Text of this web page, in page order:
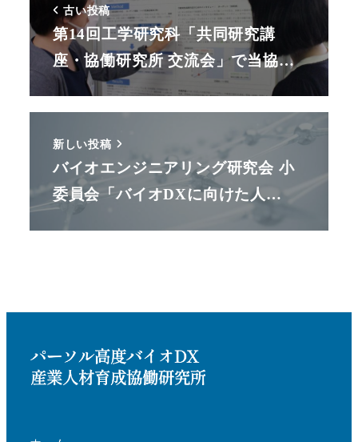
古い投稿
第14回工学研究科「共同研究講
座・協働研究所 交流会」で当協…
新しい投稿
バイオエンジニアリング研究会 小
委員会「バイオDXに向けた人…